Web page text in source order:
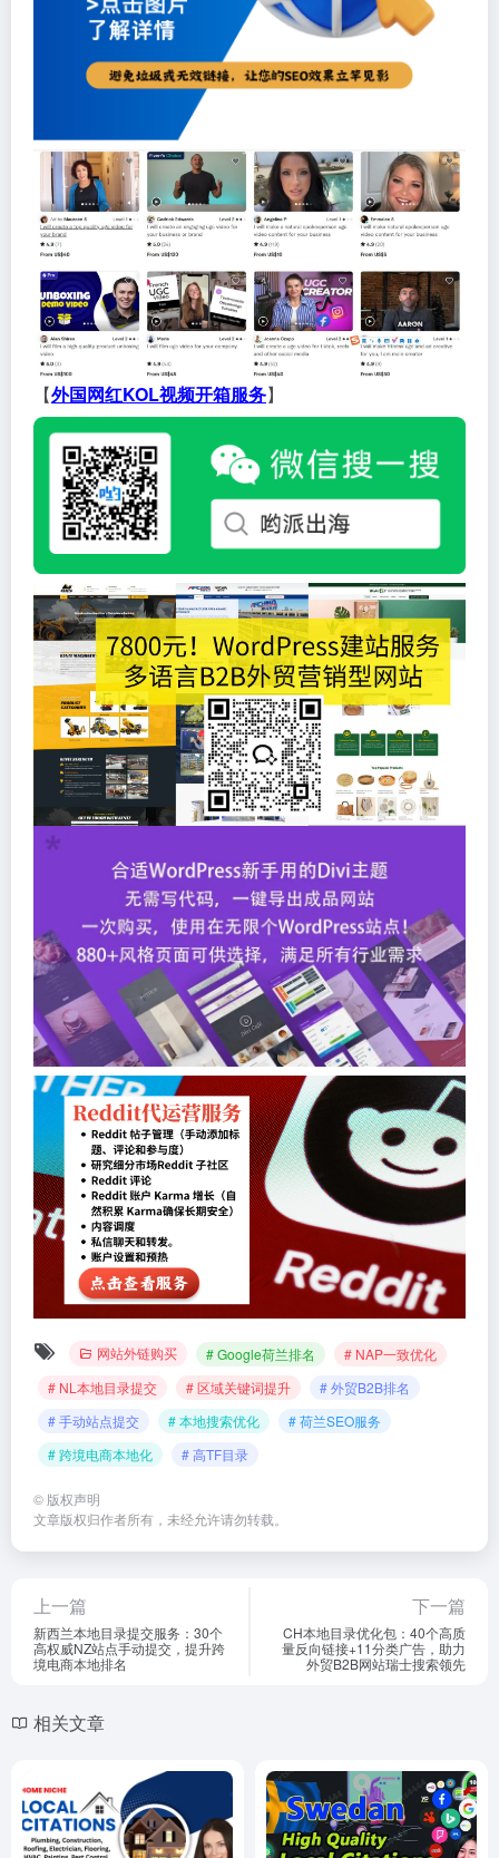
【外国网红KOL视频开箱服务】
网站外链购买 # Google荷兰排名
# NAP一致优化
# NL本地目录提交
# 区域关键词提升
# 外贸B2B排名
# 手动站点提交
# 本地搜索优化
# 荷兰SEO服务
# 跨境电商本地化
# 高TF目录
© 版权声明
文章版权归作者所有，未经允许请勿转载。
上一篇
新西兰本地目录提交服务：30个
高权威NZ站点手动提交，提升跨
境电商本地排名
下一篇
CH本地目录优化包：40个高质
量反向链接+11分类广告，助力
外贸B2B网站瑞士搜索领先
相关文章